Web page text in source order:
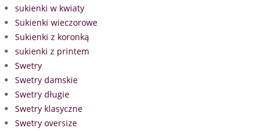
sukienki w kwiaty
Sukienki wieczorowe
Sukienki z koronką
sukienki z printem
Swetry
Swetry damskie
Swetry długie
Swetry klasyczne
Swetry oversize